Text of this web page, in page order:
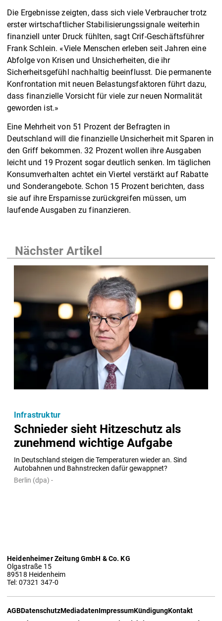
Die Ergebnisse zeigten, dass sich viele Verbraucher trotz
erster wirtschaftlicher Stabilisierungssignale weiterhin
finanziell unter Druck fühlten, sagt Crif-Geschäftsführer
Frank Schlein. «Viele Menschen erleben seit Jahren eine
Abfolge von Krisen und Unsicherheiten, die ihr
Sicherheitsgefühl nachhaltig beeinflusst. Die permanente
Konfrontation mit neuen Belastungsfaktoren führt dazu,
dass finanzielle Vorsicht für viele zur neuen Normalität
geworden ist.»
Eine Mehrheit von 51 Prozent der Befragten in
Deutschland will die finanzielle Unsicherheit mit Sparen in
den Griff bekommen. 32 Prozent wollen ihre Ausgaben
leicht und 19 Prozent sogar deutlich senken. Im täglichen
Konsumverhalten achtet ein Viertel verstärkt auf Rabatte
und Sonderangebote. Schon 15 Prozent berichten, dass
sie auf ihre Ersparnisse zurückgreifen müssen, um
laufende Ausgaben zu finanzieren.
Nächster Artikel
Schnieder sieht Hitzeschutz als
zunehmend wichtige Aufgabe
In Deutschland steigen die Temperaturen wieder an. Sind
Autobahnen und Bahnstrecken dafür gewappnet?
Infrastruktur
Berlin (dpa) -
Heidenheimer Zeitung GmbH & Co. KG
Olgastraße 15
89518 Heidenheim
Tel: 07321 347-0
AGBDatenschutzMediadatenImpressumKündigungKontakt